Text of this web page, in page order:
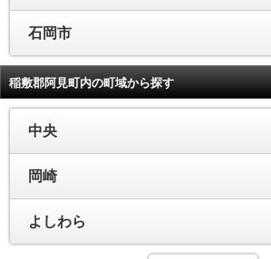
石岡市
稲敷郡阿見町内の町域から探す
中央
岡崎
よしわら